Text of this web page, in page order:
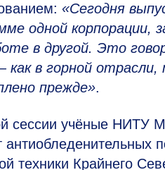
«Сегодня
одной
в другой. Это
как в горной
прежде».
сессии учёные НИТУ
антиобледенительных
техники Крайнего